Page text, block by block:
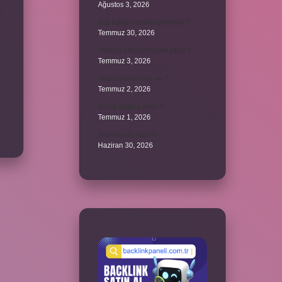
Ağustos 3, 2026
Temmuz 30, 2026
Temmuz 3, 2026
Temmuz 2, 2026
Temmuz 1, 2026
Haziran 30, 2026